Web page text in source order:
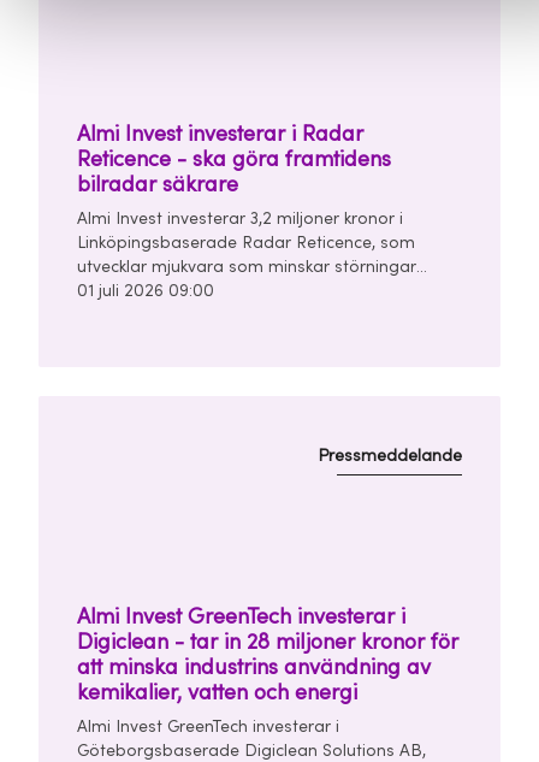
Almi Invest investerar i Radar
Reticence - ska göra framtidens
bilradar säkrare
Almi Invest investerar 3,2 miljoner kronor i
Linköpingsbaserade Radar Reticence, som
utvecklar mjukvara som minskar störningar
mellan bilars radarsystem. Investeringen görs
01 juli 2026 09:00
Almi Invest GreenTech investerar i
Digiclean - tar in 28 miljoner kronor för
att minska industrins användning av
kemikalier, vatten och energi
Pressmeddelande
Almi Invest GreenTech investerar i
Göteborgsbaserade Digiclean Solutions AB,